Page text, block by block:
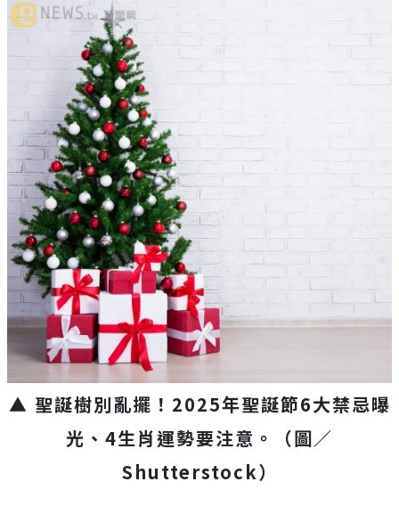
▲ 聖誕樹別亂擺！2025年聖誕節6大禁忌曝
光、4生肖運勢要注意。（圖／
Shutterstock）